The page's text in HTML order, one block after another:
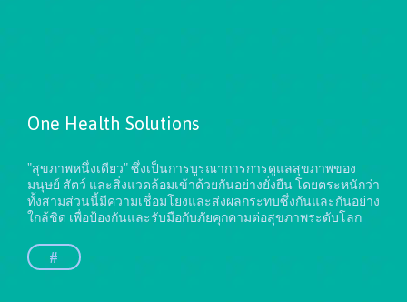
One Health Solutions
"สุขภาพหนึ่งเดียว" ซึ่งเป็นการบูรณาการการดูแลสุขภาพของ
มนุษย์ สัตว์ และสิ่งแวดล้อมเข้าด้วยกันอย่างยั่งยืนโดยตระหนักว่า
ทั้งสามส่วนนี้มีความเชื่อมโยงและส่งผลกระทบซึ่งกันและกันอย่าง
ใกล้ชิด เพื่อป้องกันและรับมือกับภัยคุกคามต่อสุขภาพระดับโลก
#